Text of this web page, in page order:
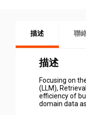
描述 聯
描述
Focusing on
(LLM),
efficiency of
domain data